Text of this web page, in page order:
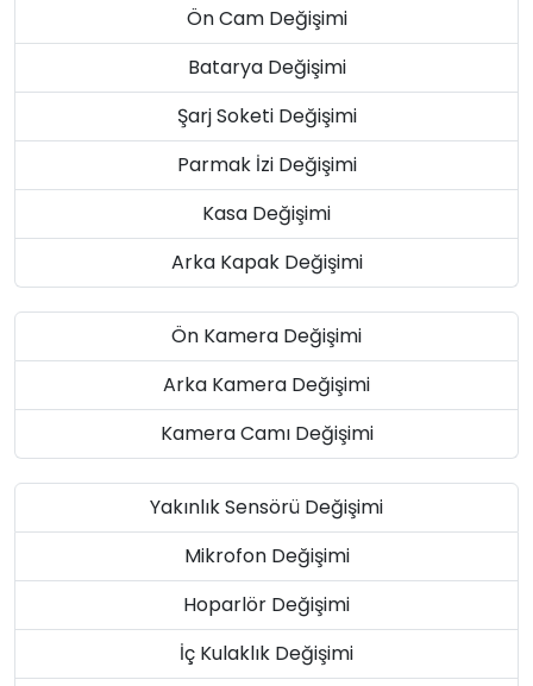
Ön Cam Değişimi
Batarya Değişimi
Şarj Soketi Değişimi
Parmak İzi Değişimi
Kasa Değişimi
Arka Kapak Değişimi
Ön Kamera Değişimi
Arka Kamera Değişimi
Kamera Camı Değişimi
Yakınlık Sensörü Değişimi
Mikrofon Değişimi
Hoparlör Değişimi
İç Kulaklık Değişimi